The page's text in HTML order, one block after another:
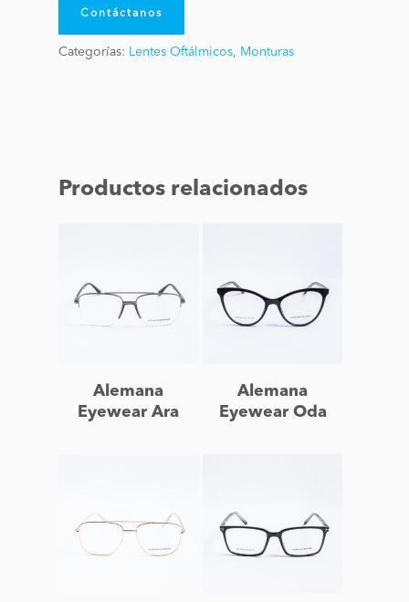
Contáctanos
Categorías: Lentes Oftálmicos, Monturas
Productos relacionados
Leer más
Alemana
Eyewear Ara
Leer más
Alemana
Eyewear Oda